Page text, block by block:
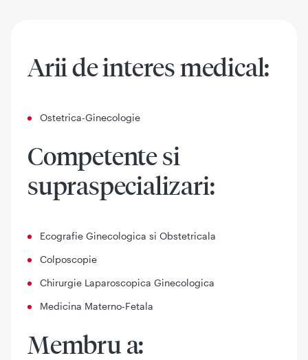
Arii de interes medical:
Ostetrica-Ginecologie
Competente si
supraspecializari:
Ecografie Ginecologica si Obstetricala
Colposcopie
Chirurgie Laparoscopica Ginecologica
Medicina Materno-Fetala
Membru a: